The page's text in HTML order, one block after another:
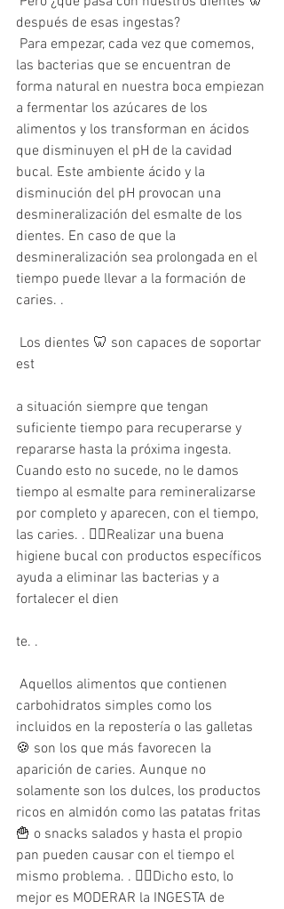
después de esas ingestas?
las bacterias que se encuentran de
forma natural en nuestra boca empiezan
a fermentar los azúcares de los
alimentos y los transforman en ácidos
que disminuyen el pH de la cavidad
bucal. Este ambiente ácido y la
disminución del pH provocan una
desmineralización del esmalte de los
dientes. En caso de que la
desmineralización sea prolongada en el
tiempo puede llevar a la formación de
caries. .
est
a situación siempre que tengan
suficiente tiempo para recuperarse y
repararse hasta la próxima ingesta.
Cuando esto no sucede, no le damos
tiempo al esmalte para remineralizarse
por completo y aparecen, con el tiempo,
las caries. . 👉🏻Realizar una buena
higiene bucal con productos específicos
ayuda a eliminar las bacterias y a
fortalecer el dien
te. .
carbohidratos simples como los
incluidos en la repostería o las galletas
🍪 son los que más favorecen la
aparición de caries. Aunque no
solamente son los dulces, los productos
ricos en almidón como las patatas fritas
🍟 o snacks salados y hasta el propio
pan pueden causar con el tiempo el
mismo problema. . 👉🏻Dicho esto, lo
mejor es MODERAR la INGESTA de